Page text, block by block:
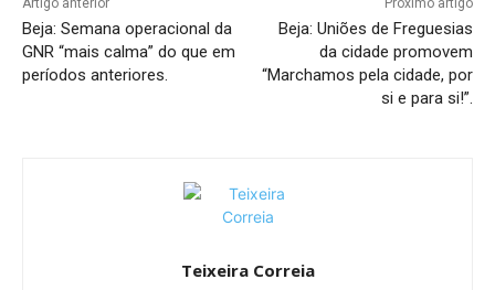
Artigo anterior
Beja: Semana operacional da
GNR “mais calma” do que em
períodos anteriores.
Próximo artigo
Beja: Uniões de Freguesias
da cidade promovem
“Marchamos pela cidade, por
si e para si!”.
Teixeira Correia